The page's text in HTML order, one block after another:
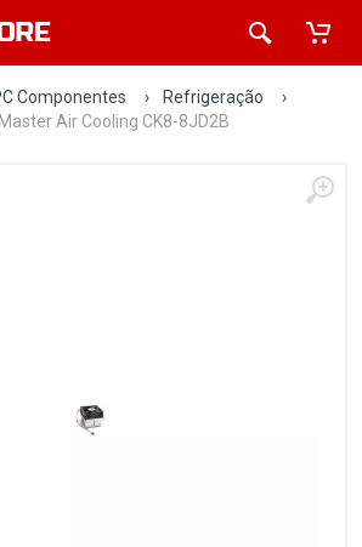
Componentes › Refrigeração
›
Air Cooling CK8-8JD2B